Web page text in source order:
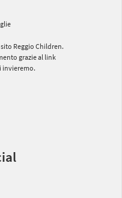
Reggio Children.
grazie al link
invieremo.